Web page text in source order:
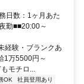
日数：1ヶ月あた
勤■■20:00～
験・ブランクあ
1万5500円～
モチロ...
OK
社員登用あり